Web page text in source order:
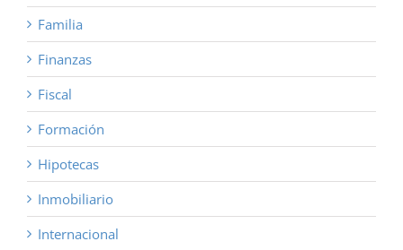
Familia
Finanzas
Fiscal
Formación
Hipotecas
Inmobiliario
Internacional